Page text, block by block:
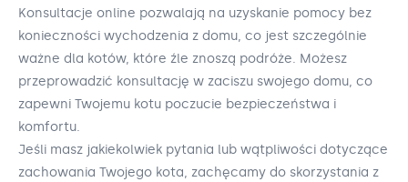
Konsultacje online pozwalają na uzyskanie pomocy bez
konieczności wychodzenia z domu, co jest szczególnie
ważne dla kotów, które źle znoszą podróże. Możesz
przeprowadzić konsultację w zaciszu swojego domu, co
zapewni Twojemu kotu poczucie bezpieczeństwa i
komfortu.
Jeśli masz jakiekolwiek pytania lub wątpliwości dotyczące
zachowania Twojego kota, zachęcamy do skorzystania z